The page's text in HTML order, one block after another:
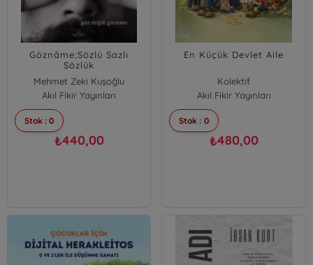
Göznâme;Sözlü Sazlı
Sözlük
Mehmet Zeki Kuşoğlu
Akıl Fikir Yayınları
Stok : 0
₺440,00
En Küçük Devlet Aile
Kolektif
Akıl Fikir Yayınları
Stok : 0
₺480,00